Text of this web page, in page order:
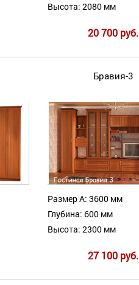
Высота: 2080 мм
20 700 руб.
Бравия-3
Размер А: 3600 мм
Глубина: 600 мм
Высота: 2300 мм
27 100 руб.